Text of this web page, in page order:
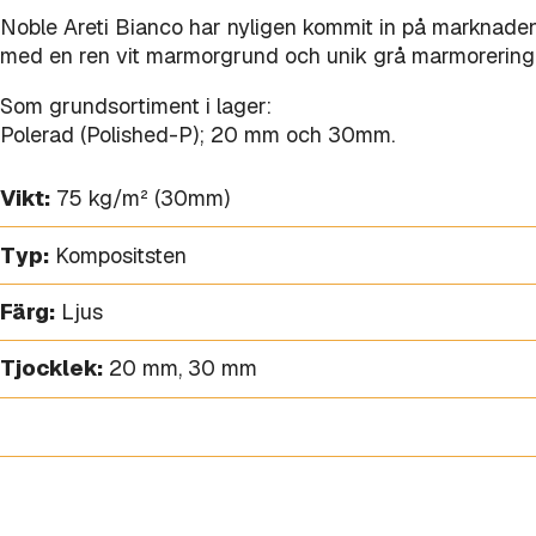
Noble Areti Bianco har nyligen kommit in på
med en ren vit marmorgrund och unik grå
Som grundsortiment i lager:
Polerad (Polished-P); 20 mm och 30mm.
Vikt: 75 kg/m² (30mm)
Typ: Kompositsten
Färg: Ljus
Tjocklek: 20 mm, 30 mm